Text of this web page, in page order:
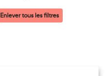
Enlever tous les filtres